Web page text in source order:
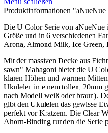
Produktinformationen
Die U Color Serie von aNueNue
Größe und in 6 verschiedenen
Arona, Almond Milk, Ice Green,
Mit der massiven Decke aus
sawn" Mahagoni bietet die U
klaren Höhen und warmen
Ukulelen in einem tollen, 20mm
nach Modell weiß oder braun).
gibt den Ukulelen das gewisse
perfekt vor Kratzern. Die Clear
Ahorn-Binding runden die Serie